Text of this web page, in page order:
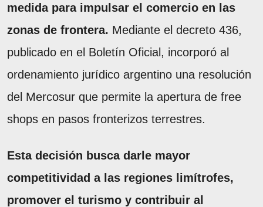
medida para impulsar el comercio en las
zonas de frontera. Mediante el decreto 436,
publicado en el Boletín Oficial, incorporó al
ordenamiento jurídico argentino una resolución
del Mercosur que permite la apertura de free
shops en pasos fronterizos terrestres.
Esta decisión busca darle mayor
competitividad a las regiones limítrofes,
promover el turismo y contribuir al